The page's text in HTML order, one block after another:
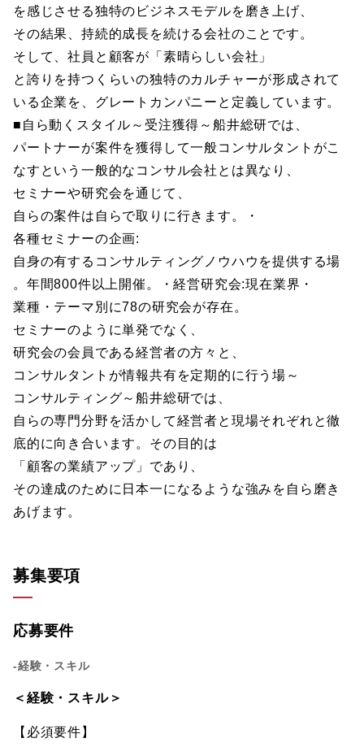
を感じさせる独特のビジネスモデルを磨き上げ、
その結果、持続的成長を続ける会社のことです。
そして、社員と顧客が「素晴らしい会社」
と誇りを持つくらいの独特のカルチャーが形成されて
いる企業を、グレートカンパニーと定義しています。
■自ら動くスタイル～受注獲得～船井総研では、
パートナーが案件を獲得して一般コンサルタントがこ
なすという一般的なコンサル会社とは異なり、
セミナーや研究会を通じて、
自らの案件は自らで取りに行きます。・
各種セミナーの企画:
自身の有するコンサルティングノウハウを提供する場
。年間800件以上開催。・経営研究会:現在業界・
業種・テーマ別に78の研究会が存在。
セミナーのように単発でなく、
研究会の会員である経営者の方々と、
コンサルタントが情報共有を定期的に行う場～
コンサルティング～船井総研では、
自らの専門分野を活かして経営者と現場それぞれと徹
底的に向き合います。その目的は
「顧客の業績アップ」であり、
その達成のために日本一になるような強みを自ら磨き
あげます。
募集要項
応募要件
-経験・スキル
＜経験・スキル＞
【必須要件】